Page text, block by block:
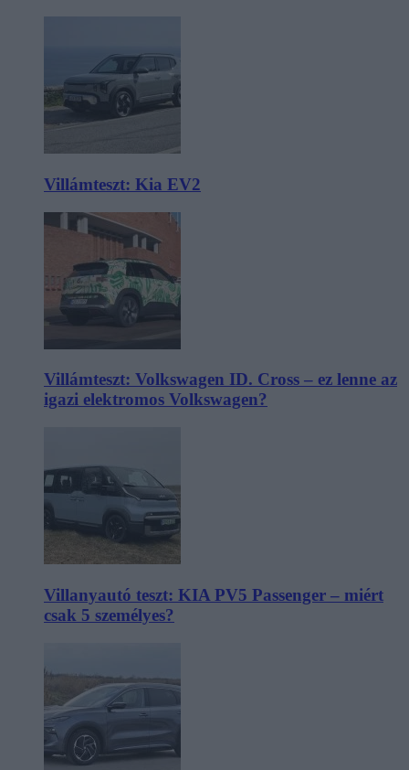
Villámteszt: Kia EV2
Villámteszt: Volkswagen ID. Cross – ez lenne az
igazi elektromos Volkswagen?
Villanyautó teszt: KIA PV5 Passenger – miért
csak 5 személyes?